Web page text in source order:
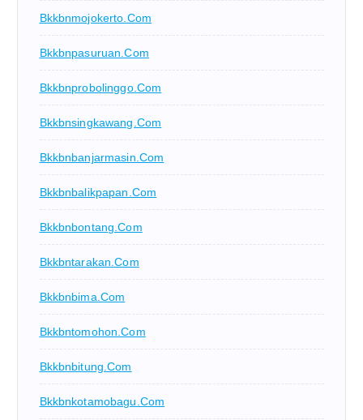
Bkkbnmojokerto.com
Bkkbnpasuruan.com
Bkkbnprobolinggo.com
Bkkbnsingkawang.com
Bkkbnbanjarmasin.com
Bkkbnbalikpapan.com
Bkkbnbontang.com
Bkkbntarakan.com
Bkkbnbima.com
Bkkbntomohon.com
Bkkbnbitung.com
Bkkbnkotamobagu.com